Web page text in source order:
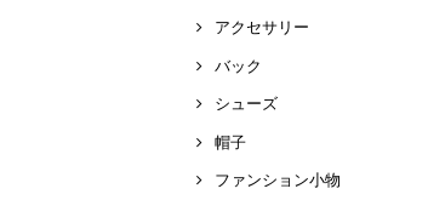
アクセサリー
バック
シューズ
帽子
ファンション小物